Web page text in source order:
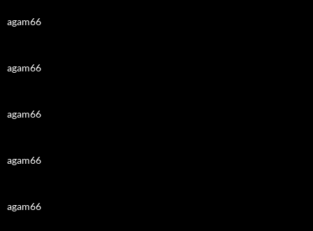
agam66
agam66
agam66
agam66
agam66